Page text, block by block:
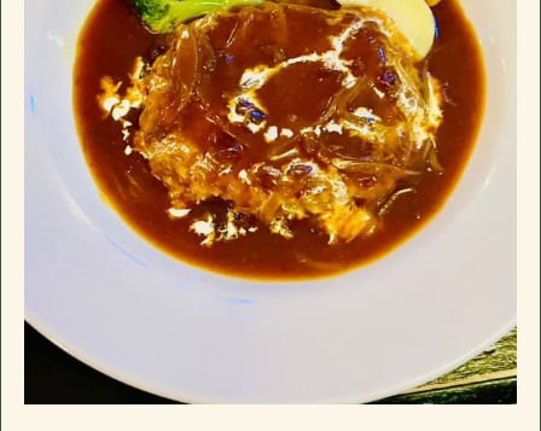
のみお子様入店可能)。ドリンクメニュー、フ
ードメニューに加え日替わり黒板メニューが
ございます。
駐車場
有
おすすめ
長南町千田の「イザカヤ」です。カウンター7
席、小上がり4名×3、禁煙個室6名一室(個室
のみお子様入店可能)。ドリンクメニュー、フ
ードメニューに加え日替わり黒板メニューが
ございます。
千葉県長生郡長南町千田227
google mapで開く
電話番号
0475-46-2200
営業日時
17:30 - 00:00 月曜定休
駐車場
有
おすすめ
長南町千田の「イザカヤ」です。カウンター7
席、小上がり4名×3、禁煙個室6名一室(個室
のみお子様入店可能)。ドリンクメニュー、フ
ードメニューに加え日替わり黒板メニューが
ございます。